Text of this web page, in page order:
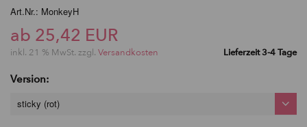
Art.Nr.: MonkeyH
ab 25,42 EUR
inkl. 21 % MwSt. zzgl. Versandkosten Lieferzeit 3-4 Tage
Version:
sticky (rot)